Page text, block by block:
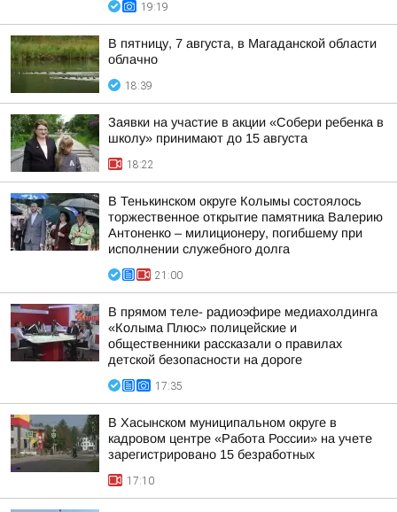
19:19
В пятницу, 7 августа, в Магаданской области
облачно
18:39
Заявки на участие в акции «Собери ребенка в
школу» принимают до 15 августа
18:22
В Тенькинском округе Колымы состоялось
торжественное открытие памятника Валерию
Антоненко – милиционеру, погибшему при
исполнении служебного долга
21:00
В прямом теле- радиоэфире медиахолдинга
«Колыма Плюс» полицейские и
общественники рассказали о правилах
детской безопасности на дороге
17:35
В Хасынском муниципальном округе в
кадровом центре «Работа России» на учете
зарегистрировано 15 безработных
17:10